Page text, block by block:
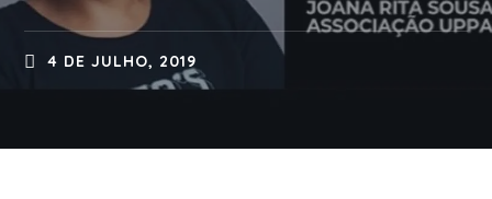
4 DE JULHO, 2019